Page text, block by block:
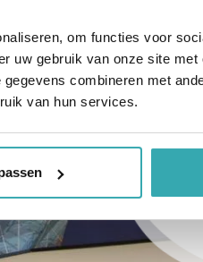
om functies voor
uw gebruik van onze site
combineren met
van hun services.